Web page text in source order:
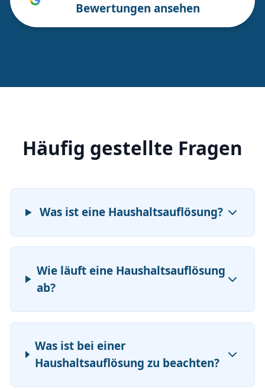
Bewertungen ansehen
Häufig gestellte Fragen
Was ist eine Haushaltsauflösung?
Wie läuft eine Haushaltsauflösung
ab?
Was ist bei einer
Haushaltsauflösung zu beachten?